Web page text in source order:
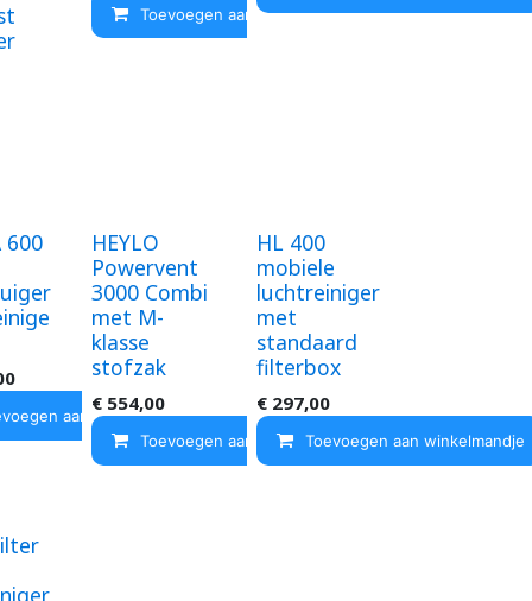
Toevoegen aan winkelmandje
600
aan winkelmandje
HEYLO
Powervent
3000 Combi
met M-
klasse
stofzak
€ 554,00
Toevoegen aan winkelmandje
HL 400
mobiele
luchtreiniger
met
standaard
filterbox
€ 297,00
Toevoegen aan winkelmandje